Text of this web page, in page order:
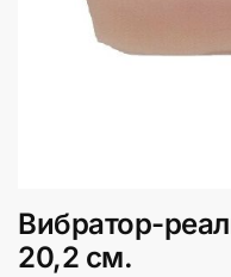
Вибратор-
20,2 см.